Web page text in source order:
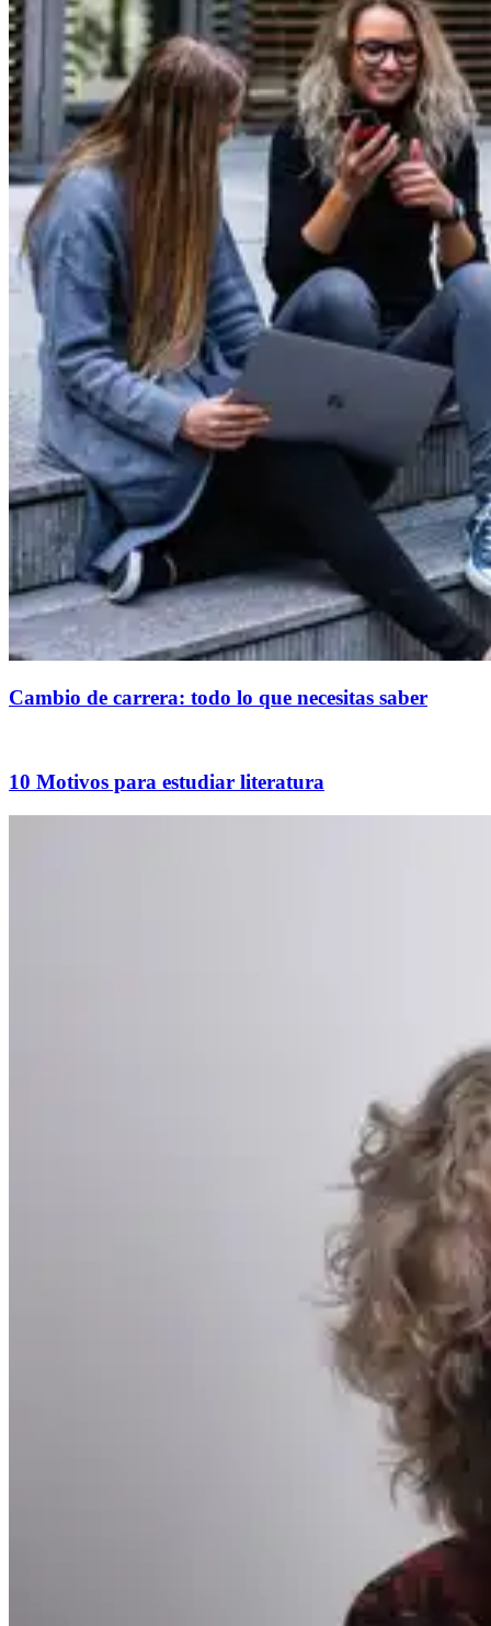
Cambio de carrera: todo lo que necesitas saber
10 Motivos para estudiar literatura